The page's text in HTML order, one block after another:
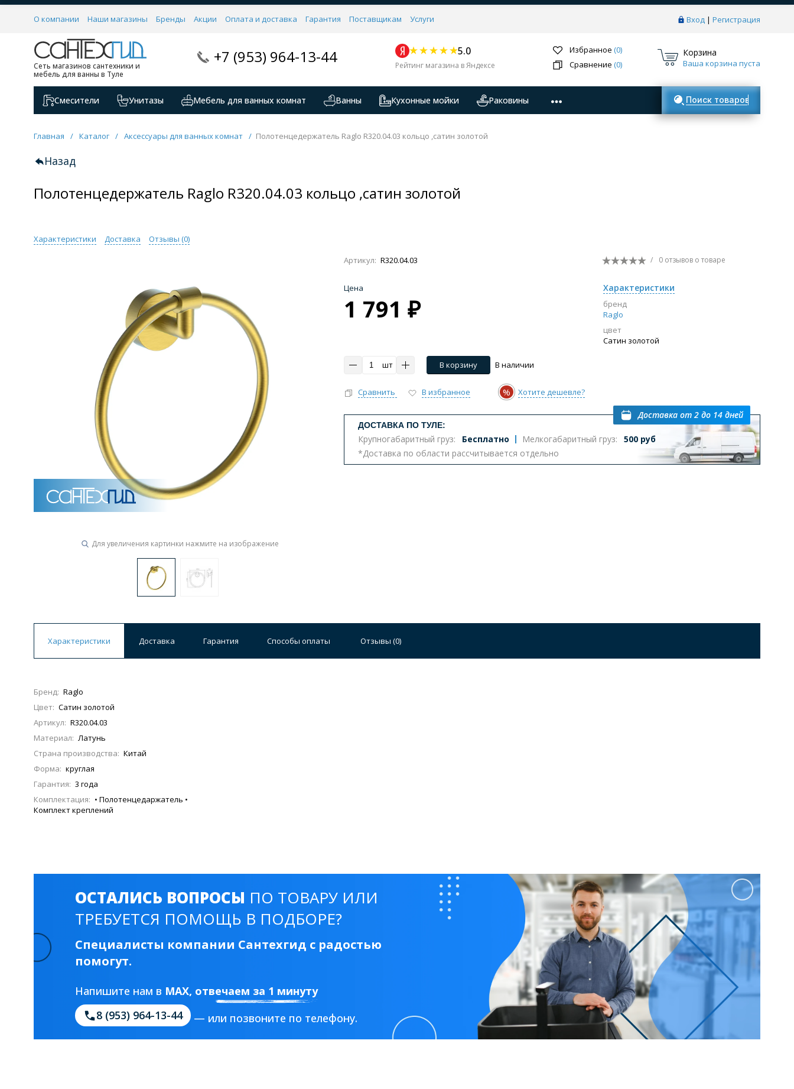
Вход | Регистрация
О компании Наши магазины Бренды Акции Оплата и доставка Гарантия Поставщикам Услуги
Сеть магазинов сантехники и
мебель для ванны в Туле
+7 (953) 964-13-44 5.0
Рейтинг магазина в Яндексе
Избранное (0)
Сравнение (0)
Корзина
Ваша корзина пуста
Смесители Унитазы Мебель для ванных комнат Ванны Кухонные мойки Раковины Поиск товаров
Главная / Каталог / Аксессуары для ванных комнат / Полотенцедержатель Raglo R320.04.03 кольцо ,сатин золотой
Назад
Полотенцедержатель Raglo R320.04.03 кольцо ,сатин золотой
Характеристики Доставка Отзывы (0)
Для увеличения картинки нажмите на изображение
Артикул: R320.04.03 / 0 отзывов о товаре
Цена
1 791 ₽
Характеристики
бренд
Raglo
цвет
Сатин золотой
шт В корзину В наличии
Сравнить В избранное % Хотите дешевле?
ДОСТАВКА ПО ТУЛЕ:
Крупногабаритный груз: Бесплатно Мелкогабаритный груз:
500 руб
*Доставка по области рассчитывается отдельно
Доставка от 2 до 14 дней
Характеристики Доставка Гарантия Способы оплаты Отзывы (0)
Бренд: Raglo
Цвет: Сатин золотой
Артикул: R320.04.03
Материал: Латунь
Страна производства: Китай
Форма: круглая
Гарантия: 3 года
Комплектация: • Полотенцедаржатель •
Комплект креплений
ОСТАЛИСЬ ВОПРОСЫ ПО ТОВАРУ ИЛИ
ТРЕБУЕТСЯ ПОМОЩЬ В ПОДБОРЕ?
Специалисты компании Сантехгид с радостью
помогут.
Напишите нам в MAX, отвечаем за 1 минуту
8 (953) 964-13-44
— или позвоните по телефону.